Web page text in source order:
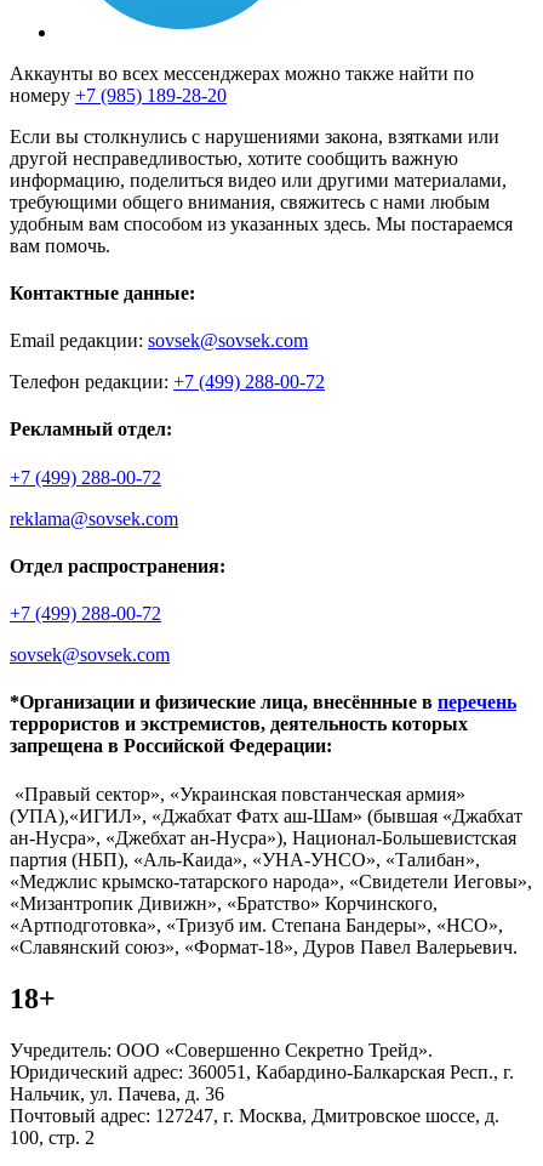
Аккаунты во всех мессенджерах можно также найти по
номеру +7 (985) 189-28-20
Если вы столкнулись с нарушениями закона, взятками или
другой несправедливостью, хотите сообщить важную
информацию, поделиться видео или другими материалами,
требующими общего внимания, свяжитесь с нами любым
удобным вам способом из указанных здесь. Мы постараемся
вам помочь.
Контактные данные:
Email редакции: sovsek@sovsek.com
Телефон редакции: +7 (499) 288-00-72
Рекламный отдел:
+7 (499) 288-00-72
reklama@sovsek.com
Отдел распространения:
+7 (499) 288-00-72
sovsek@sovsek.com
*Организации и физические лица, внесённные в перечень
террористов и экстремистов, деятельность которых
запрещена в Российской Федерации:
«Правый сектор», «Украинская повстанческая армия»
(УПА),«ИГИЛ», «Джабхат Фатх аш-Шам» (бывшая «Джабхат
ан-Нусра», «Джебхат ан-Нусра»), Национал-Большевистская
партия (НБП), «Аль-Каида», «УНА-УНСО», «Талибан»,
«Меджлис крымско-татарского народа», «Свидетели Иеговы»,
«Мизантропик Дивижн», «Братство» Корчинского,
«Артподготовка», «Тризуб им. Степана Бандеры», «НСО»,
«Славянский союз», «Формат-18», Дуров Павел Валерьевич.
18+
Учредитель: ООО «Совершенно Секретно Трейд».
Юридический адрес: 360051, Кабардино-Балкарская Респ., г.
Нальчик, ул. Пачева, д. 36
Почтовый адрес: 127247, г. Москва, Дмитровское шоссе, д.
100, стр. 2